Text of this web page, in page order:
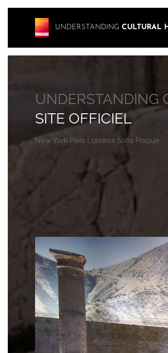
UNDERSTANDING CULTURAL
UNDERSTANDING
SITE OFFICIEL
New York Paris Londres Sofia Prague